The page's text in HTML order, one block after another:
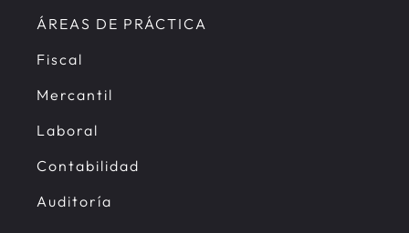
ÁREAS DE PRÁCTICA
Fiscal
Mercantil
Laboral
Contabilidad
Auditoría